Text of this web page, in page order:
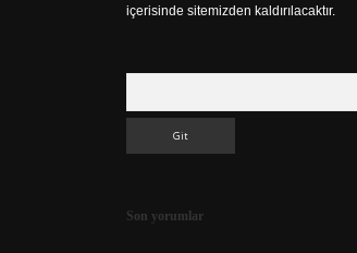
içerisinde sitemizden kaldırılacaktır.
Son yorumlar